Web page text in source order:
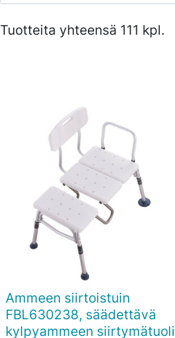
Tuotteita yhteensä 111 kpl.
 Pikakatselu
Ammeen siirtoistuin
FBL630238, säädettävä
kylpyammeen siirtymätuoli